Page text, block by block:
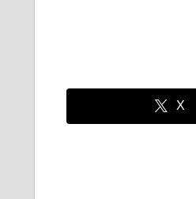
X